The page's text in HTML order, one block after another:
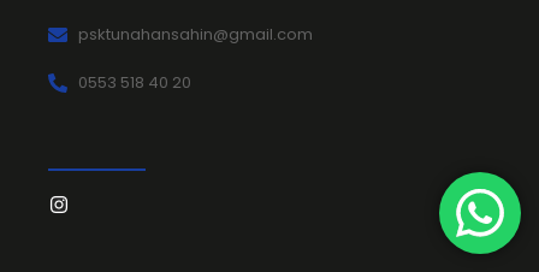
psktunahansahin@gmail.com
0553 518 40 20